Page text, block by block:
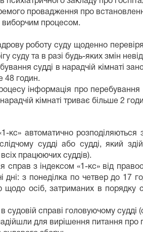
провадження про
виборчим процесом.
роботу суду щоденно
суду та в разі будь-яких змін
судді в нарадчій кімнаті
48 годин.
інформація про
кімнаті триває більше 2
кс» автоматично
судді або судді, який
працюючих суддів).
справ з індексом «1-кс» від
дні: з понеділка по четвер до 17
щодо осіб, затриманих в порядку
судовій справі головуючому судді
для вирішення питання